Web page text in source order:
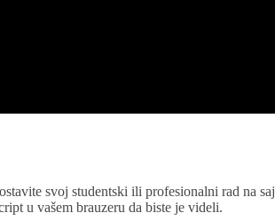
svoj studentski ili profesionalni rad na
u vašem brauzeru da biste je videli.